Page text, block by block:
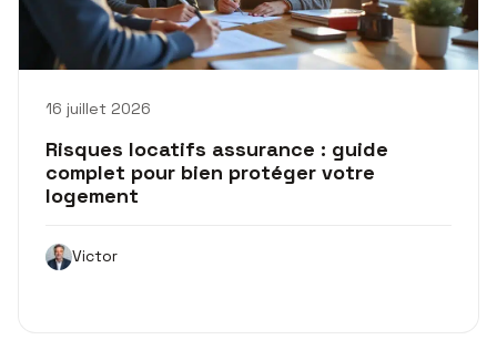
16 juillet 2026
Risques locatifs assurance : guide
complet pour bien protéger votre
logement
Victor